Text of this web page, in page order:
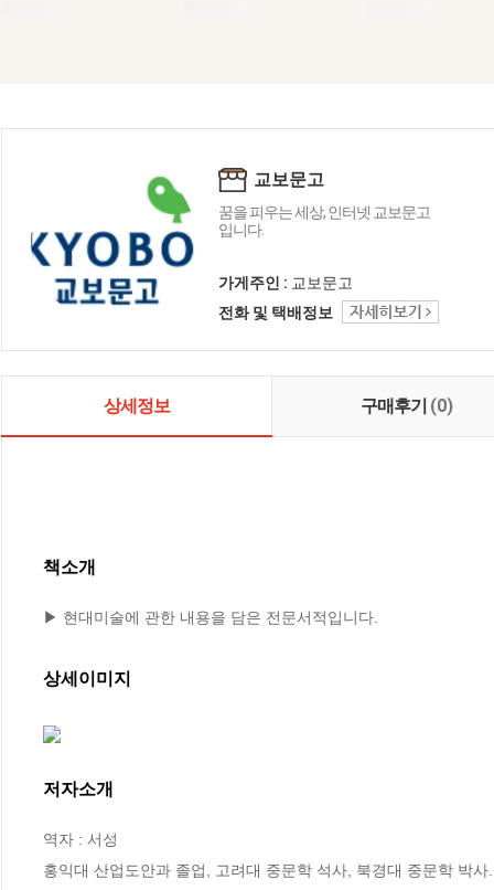
교보문고
꿈을 피우는 세상, 인터넷 교보문고
입니다.
가게주인 : 교보문고
전화 및 택배정보
상세정보 구매후기 (0)
책소개
▶ 현대미술에 관한 내용을 담은 전문서적입니다.
상세이미지
저자소개
역자 : 서성
홍익대 산업도안과 졸업, 고려대 중문학 석사, 북경대 중문학 박